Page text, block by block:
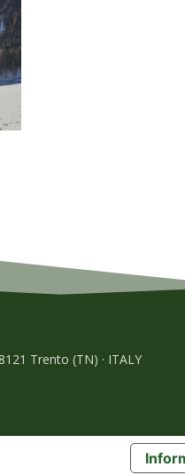
Trento (TN) · ITALY